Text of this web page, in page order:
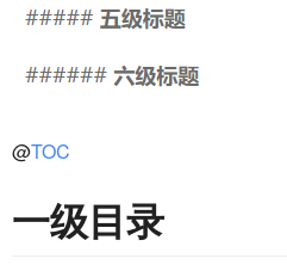
@TOC
一级目录